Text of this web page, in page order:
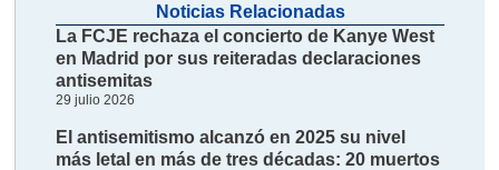
Noticias Relacionadas
La FCJE rechaza el concierto de Kanye West
en Madrid por sus reiteradas declaraciones
antisemitas
29 julio 2026
El antisemitismo alcanzó en 2025 su nivel
más letal en más de tres décadas: 20 muertos